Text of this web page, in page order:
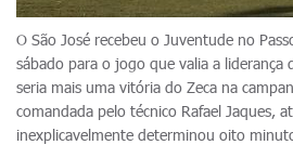
O São José recebeu o Juventude no
sábado para o jogo que valia a liderança
seria mais uma vitória do Zeca na
comandada pelo técnico Rafael Jaques,
inexplicavelmente determinou oito